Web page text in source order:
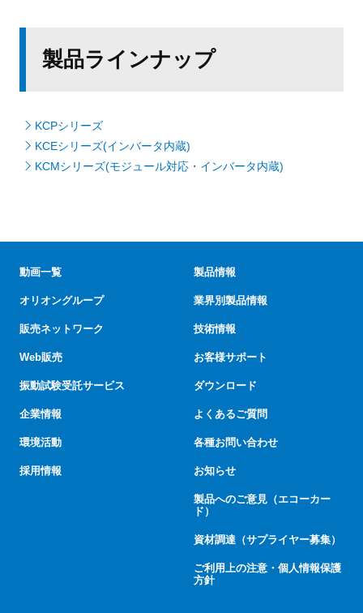
製品ラインナップ
KCPシリーズ
KCEシリーズ(インバータ内蔵)
KCMシリーズ(モジュール対応・インバータ内蔵)
動画一覧
オリオングループ
販売ネットワーク
Web販売
振動試験受託サービス
企業情報
環境活動
採用情報
製品情報
業界別製品情報
技術情報
お客様サポート
ダウンロード
よくあるご質問
各種お問い合わせ
お知らせ
製品へのご意見（エコーカー
ド）
資材調達（サプライヤー募集）
ご利用上の注意・個人情報保護
方針